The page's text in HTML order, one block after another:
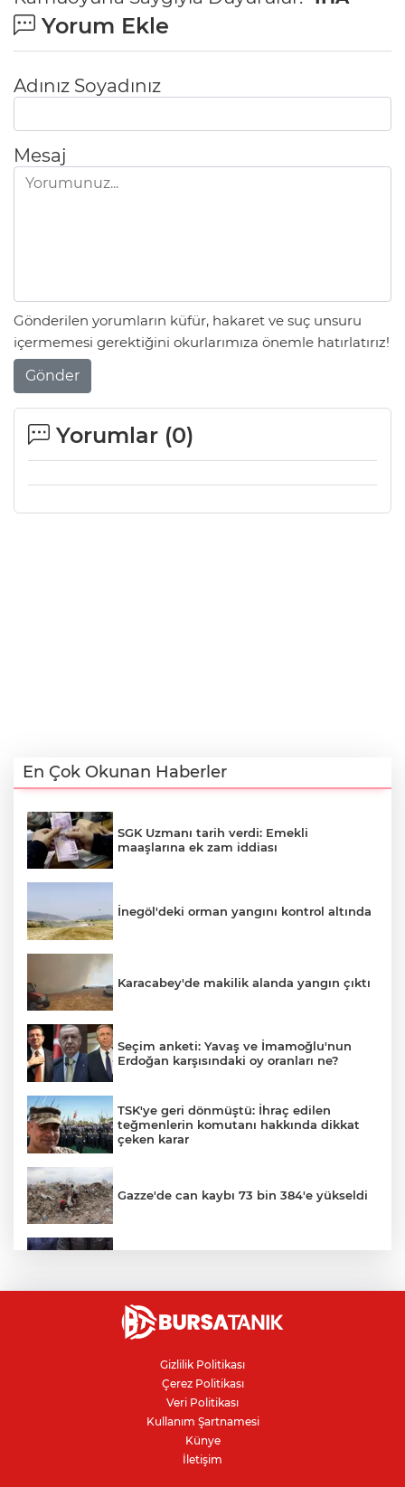
Yorum Ekle
Adınız Soyadınız
Mesaj
Gönderilen yorumların küfür, hakaret ve suç unsuru
içermemesi gerektiğini okurlarımıza önemle hatırlatırız!
Gönder
Yorumlar (0)
En Çok Okunan Haberler
SGK Uzmanı tarih verdi: Emekli
maaşlarına ek zam iddiası
İnegöl'deki orman yangını kontrol altında
Karacabey'de makilik alanda yangın çıktı
Seçim anketi: Yavaş ve İmamoğlu'nun
Erdoğan karşısındaki oy oranları ne?
TSK'ye geri dönmüştü: İhraç edilen
teğmenlerin komutanı hakkında dikkat
çeken karar
Gazze'de can kaybı 73 bin 384'e yükseldi
IBAN'la para transferinde yeni dönem
İznik Gölü kıyısında 70 milyon yıllık fosil
bulundu
İnegöllü girişimciden bağış
Gizlilik Politikası
Çerez Politikası
Veri Politikası
Kullanım Şartnamesi
Künye
İletişim